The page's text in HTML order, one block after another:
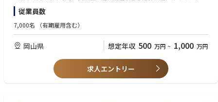
・技術標準化・ノウハウ蓄積によるグローバル工場の生産安定化
・データに基づく課題解決と、再現性の高い技術仕様の構築
・製品の根幹を支える製造工法そのものを創り出す醍醐味がある
・試作から量産まで一貫して関われるため、自分の技術が製品として形に
ンジしたい方も歓迎。その場合、職務経験で判断。
◆必須条件【スキル】
＊エンジニア系職務であれば異業種や他職務経験者も応募歓迎。キャリア
チェンジしたい方も歓迎。その場合、職務経験で判断。
・電子部品・精密機器・機械加工などの分野での工法開発・生産技術経験
従業員数
7,000名 （有期雇用含む）
岡山県 想定年収 500 万円 ~ 1,000 万円
求人エントリー